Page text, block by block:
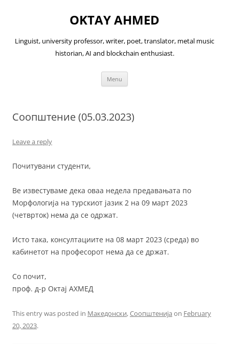
OKTAY AHMED
Linguist, university professor, writer, poet, translator, metal music
historian, AI and blockchain enthusiast.
Menu
Соопштение (05.03.2023)
Leave a reply
Почитувани студенти,
Ве известуваме дека оваа недела предавањата по
Морфологија на турскиот јазик 2 на 09 март 2023
(четврток) нема да се одржат.
Исто така, консултациите на 08 март 2023 (среда) во
кабинетот на професорот нема да се држат.
Со почит,
проф. д-р Октај АХМЕД
This entry was posted in Македонски,Соопштенија on February
20, 2023.